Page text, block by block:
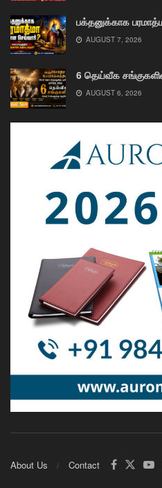
பக்தனுக்காக
AUGUST 7, 2026
6 தெய்வீக
AUGUST 6, 2026
About Us Contact